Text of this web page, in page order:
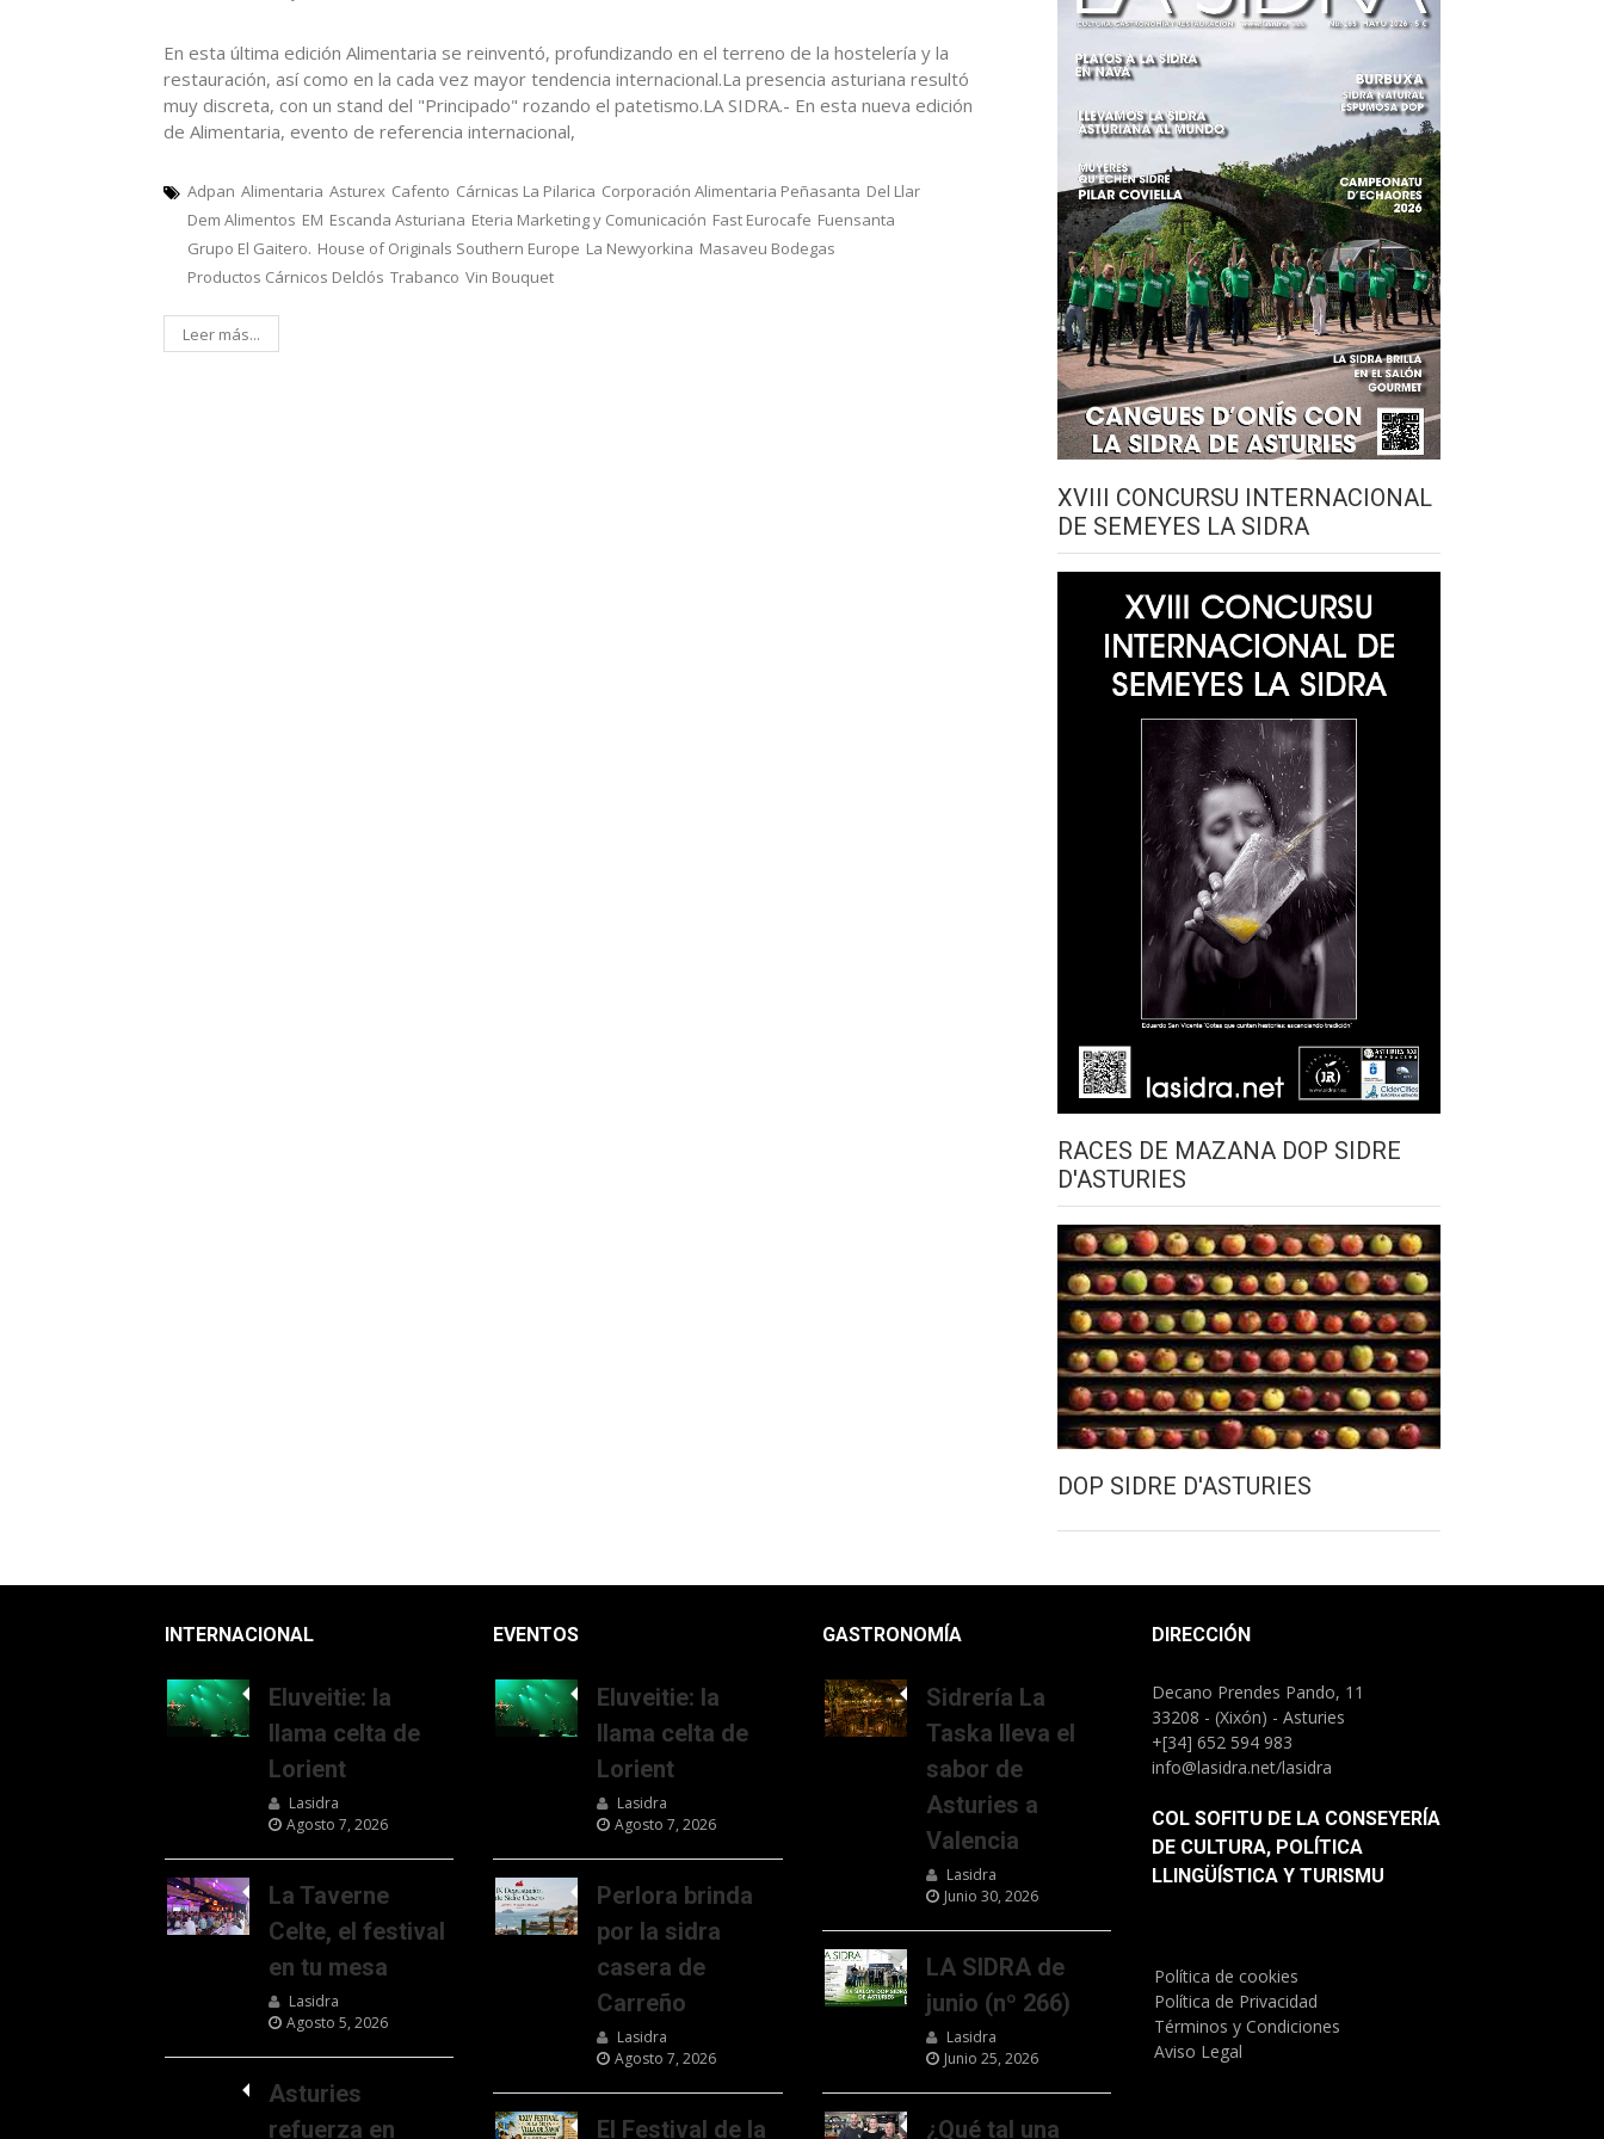
En esta última edición Alimentaria se reinventó, profundizando en el terreno de la hostelería y la
restauración, así como en la cada vez mayor tendencia internacional.La presencia asturiana resultó
muy discreta, con un stand del "Principado" rozando el patetismo.LA SIDRA.- En esta nueva edición
de Alimentaria, evento de referencia internacional,
Adpan Alimentaria Asturex Cafento Cárnicas La Pilarica Corporación Alimentaria Peñasanta Del Llar
Dem Alimentos EM Escanda Asturiana Eteria Marketing y Comunicación Fast Eurocafe Fuensanta
Grupo El Gaitero. House of Originals Southern Europe La Newyorkina Masaveu Bodegas
Productos Cárnicos Delclós Trabanco Vin Bouquet
Leer más...
XVIII CONCURSU INTERNACIONAL
DE SEMEYES LA SIDRA
RACES DE MAZANA DOP SIDRE
D'ASTURIES
DOP SIDRE D'ASTURIES
INTERNACIONAL
Eluveitie: la
llama celta de
Lorient
Lasidra
Agosto 7, 2026
La Taverne
Celte, el festival
en tu mesa
Lasidra
Agosto 5, 2026
Asturies
refuerza en
EVENTOS
Eluveitie: la
llama celta de
Lorient
Lasidra
Agosto 7, 2026
Perlora brinda
por la sidra
casera de
Carreño
Lasidra
Agosto 7, 2026
El Festival de la
GASTRONOMÍA
Sidrería La
Taska lleva el
sabor de
Asturies a
Valencia
Lasidra
Junio 30, 2026
LA SIDRA de
junio (nº 266)
Lasidra
Junio 25, 2026
¿Qué tal una
DIRECCIÓN
Decano Prendes Pando, 11
33208 - (Xixón) - Asturies
+[34] 652 594 983
info@lasidra.net/lasidra
COL SOFITU DE LA CONSEYERÍA
DE CULTURA, POLÍTICA
LLINGÜÍSTICA Y TURISMU
Política de cookies
Política de Privacidad
Términos y Condiciones
Aviso Legal